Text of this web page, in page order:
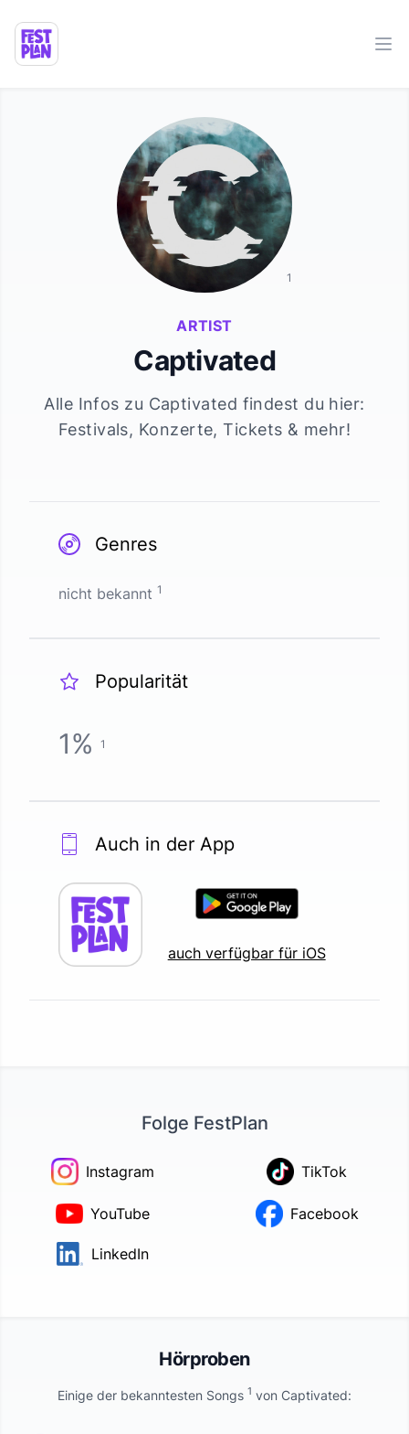
ARTIST
Captivated
Alle Infos zu Captivated findest du hier:
Festivals, Konzerte, Tickets & mehr!
1
Genres
nicht bekannt 1
Popularität
1% 1
Auch in der App
auch verfügbar für iOS
Folge FestPlan
Instagram TikTok
YouTube Facebook
LinkedIn
Hörproben
Einige der bekanntesten Songs 1 von Captivated: